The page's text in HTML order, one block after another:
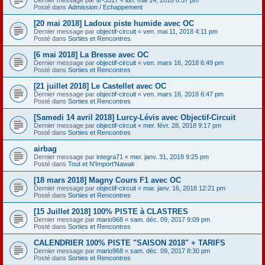
Posté dans Admission / Echappement
[20 mai 2018] Ladoux piste humide avec OC
Dernier message par objectif-circuit « ven. mai 11, 2018 4:11 pm
Posté dans Sorties et Rencontres
[6 mai 2018] La Bresse avec OC
Dernier message par objectif-circuit « ven. mars 16, 2018 6:49 pm
Posté dans Sorties et Rencontres
[21 juillet 2018] Le Castellet avec OC
Dernier message par objectif-circuit « ven. mars 16, 2018 6:47 pm
Posté dans Sorties et Rencontres
[Samedi 14 avril 2018] Lurcy-Lévis avec Objectif-Circuit
Dernier message par objectif-circuit « mer. févr. 28, 2018 9:17 pm
Posté dans Sorties et Rencontres
airbag
Dernier message par integra71 « mer. janv. 31, 2018 9:25 pm
Posté dans Tout et N'Import'Nawak
[18 mars 2018] Magny Cours F1 avec OC
Dernier message par objectif-circuit « mar. janv. 16, 2018 12:21 pm
Posté dans Sorties et Rencontres
[15 Juillet 2018] 100% PISTE à CLASTRES
Dernier message par mario968 « sam. déc. 09, 2017 9:09 pm
Posté dans Sorties et Rencontres
CALENDRIER 100% PISTE "SAISON 2018" + TARIFS
Dernier message par mario968 « sam. déc. 09, 2017 8:30 pm
Posté dans Sorties et Rencontres